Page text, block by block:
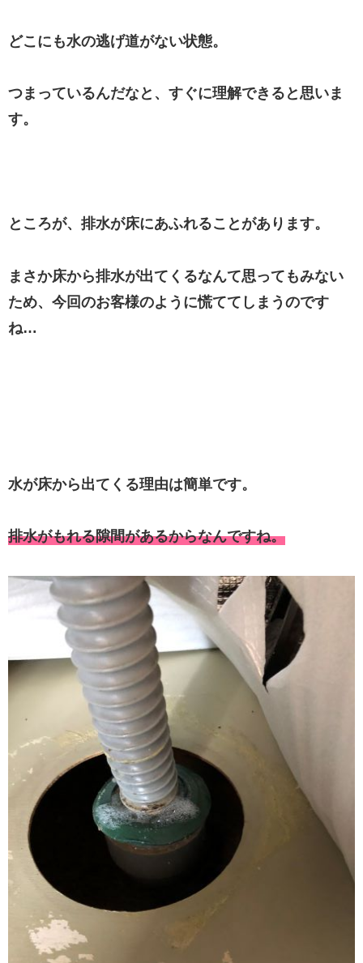
どこにも水の逃げ道がない状態。
つまっているんだなと、すぐに理解できると思いま
す。
ところが、排水が床にあふれることがあります。
まさか床から排水が出てくるなんて思ってもみない
ため、今回のお客様のように慌ててしまうのです
ね…
水が床から出てくる理由は簡単です。
排水がもれる隙間があるからなんですね。